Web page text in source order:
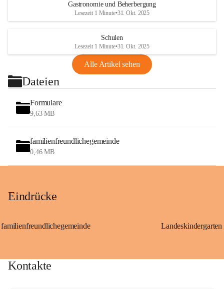
Gastronomie und Beherbergung
Lesezeit 1 Minute•31. Okt. 2025
Schulen
Lesezeit 1 Minute•31. Okt. 2025
Alle Artikel sehen
Dateien
Formulare
9,63 MB
familienfreundlichegemeinde
0,46 MB
Eindrücke
familienfreundlichegemeinde
Kontakte